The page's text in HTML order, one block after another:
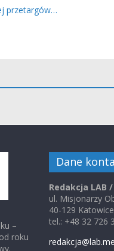
przetargów…
–
roku
Dane
Redakcja LAB
ul. Misjonarzy
40-129 Katowice
tel.: +48 32 726